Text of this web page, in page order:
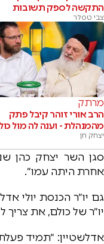
התקשה לספק תשובות
צבי טסלר
מרתק
הרב אורי זוהר קיבל פתק
מהמנהלת - וענה לה מול
יצחק חן
סגן השר יצחק כהן
אחרת היתה עמו״.
גם יו״ר הכנסת יולי
יו״ר של כולם, את צריך
אדלשטיין: ״תמיד